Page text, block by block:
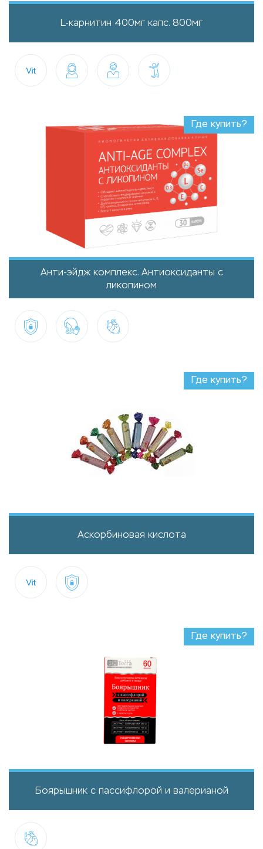
L-карнитин 400мг капс. 800мг
Анти-эйдж комплекс. Антиоксиданты с
ликопином
Где купить?
Аскорбиновая кислота
Где купить?
Боярышник с пассифлорой и валерианой
Где купить?